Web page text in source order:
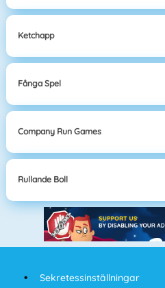
Ketchapp
Fånga Spel
Company Run Games
Rullande Boll
Sekretessinställningar